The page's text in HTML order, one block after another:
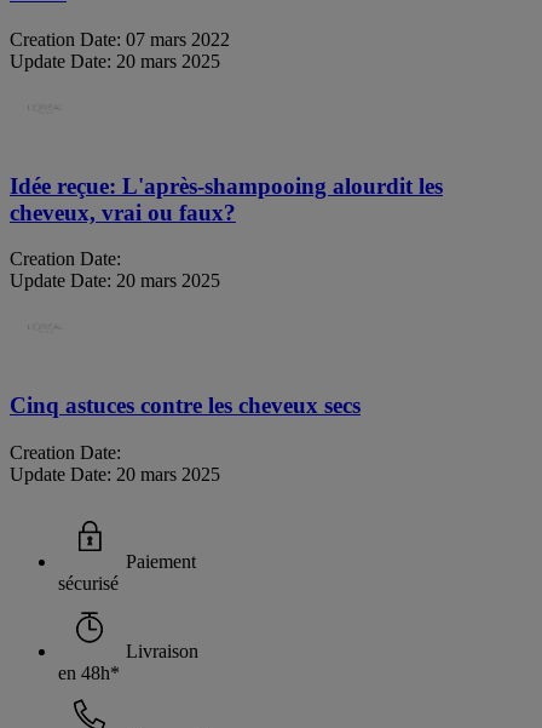
Creation Date: 07 mars 2022
Update Date: 20 mars 2025
Idée reçue: L'après-shampooing alourdit les
cheveux, vrai ou faux?
Creation Date:
Update Date: 20 mars 2025
Cinq astuces contre les cheveux secs
Creation Date:
Update Date: 20 mars 2025
Paiement
sécurisé
Livraison
en 48h*